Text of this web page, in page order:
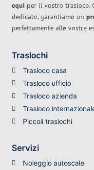
equi per il vostro trasloco.
dedicato, garantiamo un
perfettamente alle vostre
Traslochi
Trasloco casa
Trasloco ufficio
Trasloco azienda
Trasloco
Piccoli traslochi
Servizi
Noleggio autoscale